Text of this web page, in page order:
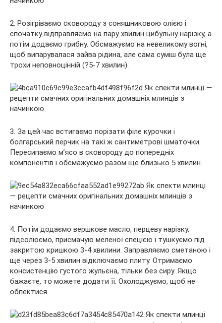
2. Розігріваємо сковороду з соняшниковою олією і
спочатку відправляємо на пару хвилин цибульну нарізку, а
потім додаємо грибну. Обсмажуємо на невеликому вогні,
щоб випарувалася зайва рідина, але сама суміш була ще
трохи неповноцінній (?5-7 хвилин).
3. За цей час встигаємо порізати філе курочки і
болгарський перчик на такі ж сантиметрові шматочки.
Пересипаємо м’ясо в сковороду до попередніх
компонентів і обсмажуємо разом ще близько 5 хвилин.
4. Потім додаємо вершкове масло, перцеву нарізку,
підсолюємо, присмачую меленої спецією і тушкуємо під
закритою кришкою 3-4 хвилини. Заправляємо сметаною і
ще через 3-5 хвилин відключаємо плиту. Отримаємо
консистенцію густого жульєна, тільки без сиру. Якщо
бажаєте, то можете додати її. Охолоджуємо, щоб не
обпектися.